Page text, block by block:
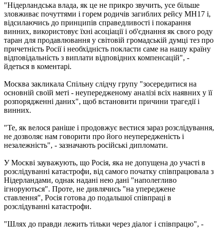
"Нідерландська влада, як це не прикро звучить, усе більше
зловживає почуттями і горем родичів загиблих рейсу МН17 і,
відсилаючись до принципів справедливості і покарання
винних, використовує їхні асоціації і об'єднання як свого роду
таран для продавлювання у світовій громадській думці тез про
причетність Росії і необхідність покласти саме на нашу країну
відповідальність з виплати відповідних компенсацій", -
йдеться в коментарі.
Москва закликала Спільну слідчу групу "зосередитися на
основній своїй меті - неупередженому аналізі всіх наявних у її
розпорядженні даних", щоб встановити причини трагедії і
винних.
"Те, як велося раніше і продовжує вестися зараз розслідування,
не дозволяє нам говорити про його неупередженість і
незалежність", - зазначають російські дипломати.
У Москві зауважують, що Росія, яка не допущена до участі в
розслідуванні катастрофи, від самого початку співпрацювала з
Нідерландами, однак надані нею дані "наполегливо
ігноруються". Проте, не дивлячись "на упереджене
ставлення", Росія готова до подальшої співпраці в
розслідуванні катастрофи.
"Шлях до правди лежить тільки через діалог і співпрацю", -